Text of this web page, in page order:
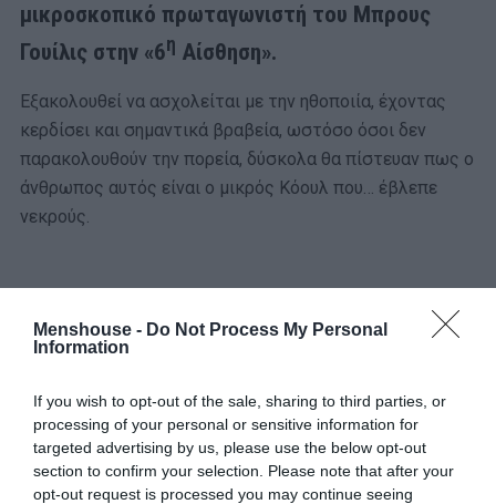
Menshouse - Do Not Process My Personal
Information
If you wish to opt-out of the sale, sharing to third parties, or
processing of your personal or sensitive information for
targeted advertising by us, please use the below opt-out
section to confirm your selection. Please note that after your
opt-out request is processed you may continue seeing
μικροσκοπικό πρωταγωνιστή του Μπρους
Γουίλις στην «6η Αίσθηση».
Εξακολουθεί να ασχολείται με την ηθοποιία, έχοντας
κερδίσει και σημαντικά βραβεία, ωστόσο όσοι δεν
παρακολουθούν την πορεία, δύσκολα θα πίστευαν πως ο
άνθρωπος αυτός είναι ο μικρός Κόουλ που… έβλεπε
νεκρούς.